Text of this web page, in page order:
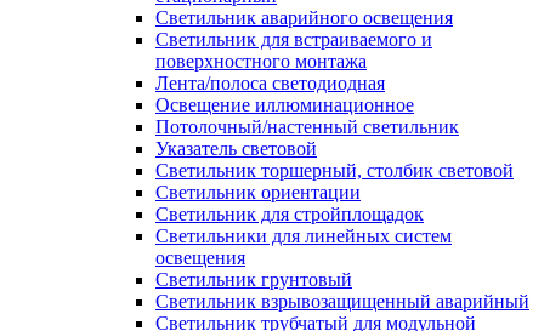
Светильник аварийного освещения
Светильник для встраиваемого и
поверхностного монтажа
Лента/полоса светодиодная
Освещение иллюминационное
Потолочный/настенный светильник
Указатель световой
Светильник торшерный, столбик световой
Светильник ориентации
Светильник для стройплощадок
Светильники для линейных систем
освещения
Светильник грунтовый
Светильник взрывозащищенный аварийный
Светильник трубчатый для модульной